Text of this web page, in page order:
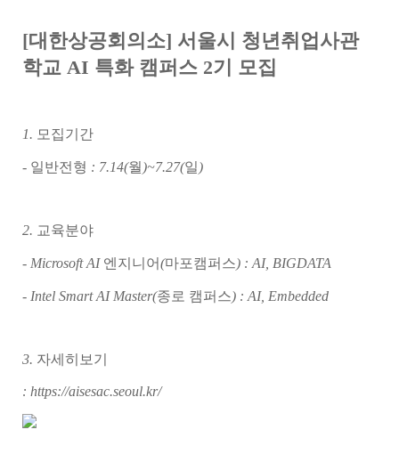
[대한상공회의소] 서울시 청년취업사관
학교 AI 특화 캠퍼스 2기 모집
1. 모집기간
- 일반전형 : 7.14(월)~7.27(일)
2. 교육분야
- Microsoft AI 엔지니어(마포캠퍼스) : AI, BIGDATA
- Intel Smart AI Master(종로 캠퍼스) : AI, Embedded
3. 자세히보기
: https://aisesac.seoul.kr/